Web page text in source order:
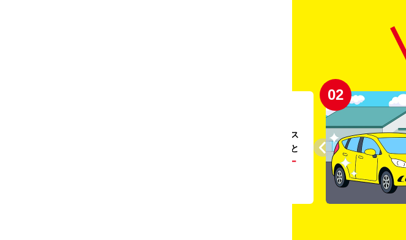
。ガソリンス
タンドや整備工場の既存インフラを活用すること
リー
02